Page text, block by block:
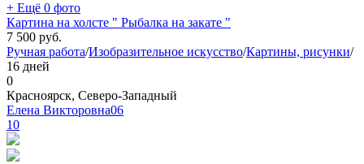
+ Ещё 0 фото
Картина на холсте " Рыбалка на закате "
7 500 руб.
Ручная работа/Изобразительное искусство/Картины, рисунки/
16 дней
0
Красноярск, Северо-Западный
Елена Викторовна06
10